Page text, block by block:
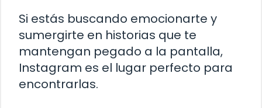
Si estás buscando emocionarte y
sumergirte en historias que te
mantengan pegado a la pantalla,
Instagram es el lugar perfecto para
encontrarlas.